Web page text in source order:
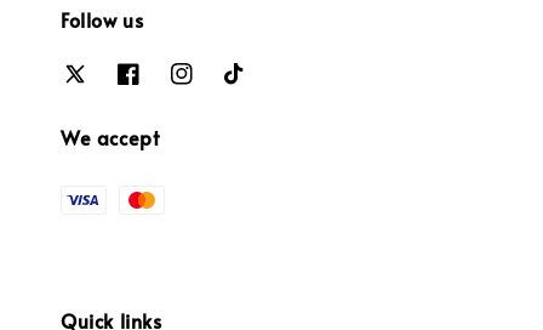
Follow us
We accept
Quick links